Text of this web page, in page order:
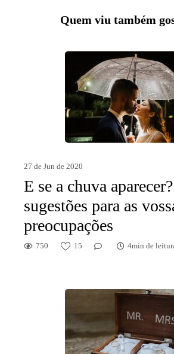
Quem viu também
27 de Jun de 2020
E se a chuva
sugestões para as
preocupações
750 15 4min de